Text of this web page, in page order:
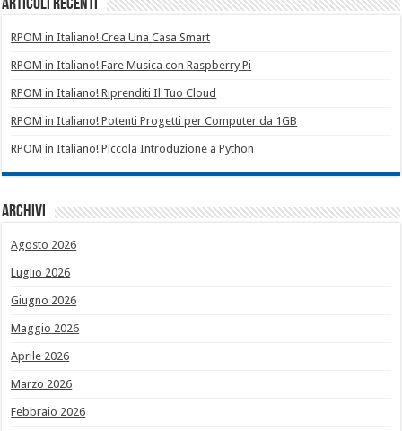
Articoli recenti
RPOM in Italiano! Crea Una Casa Smart
RPOM in Italiano! Fare Musica con Raspberry Pi
RPOM in Italiano! Riprenditi Il Tuo Cloud
RPOM in Italiano! Potenti Progetti per Computer da 1GB
RPOM in Italiano! Piccola Introduzione a Python
Archivi
Agosto 2026
Luglio 2026
Giugno 2026
Maggio 2026
Aprile 2026
Marzo 2026
Febbraio 2026